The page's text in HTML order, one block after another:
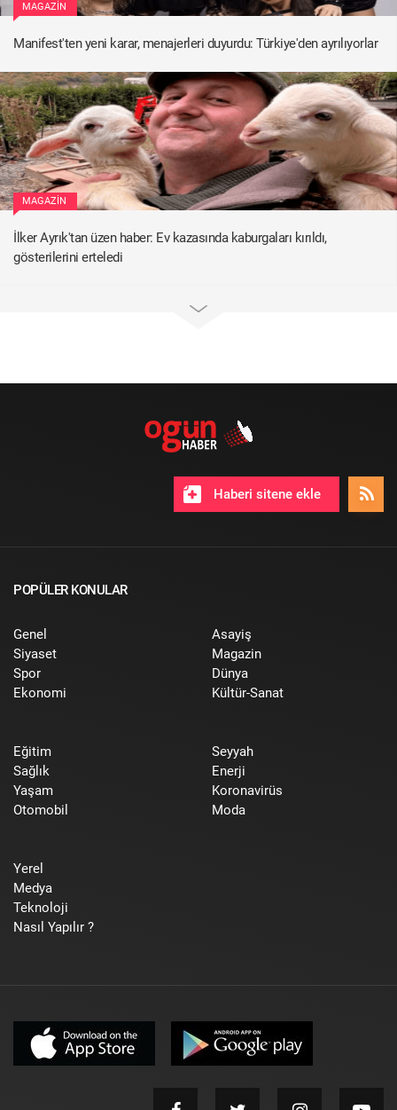
MAGAZIN
Manifest'ten yeni karar, menajerleri duyurdu: Türkiye'den ayrılıyorlar
MAGAZIN
İlker Ayrık'tan üzen haber: Ev kazasında kaburgaları kırıldı,
gösterilerini erteledi
Haberi sitene ekle
POPÜLER KONULAR
Genel
Siyaset
Spor
Ekonomi
Asayiş
Magazin
Dünya
Kültür-Sanat
Eğitim
Sağlık
Yaşam
Otomobil
Seyyah
Enerji
Koronavirüs
Moda
Yerel
Medya
Teknoloji
Nasıl Yapılır ?